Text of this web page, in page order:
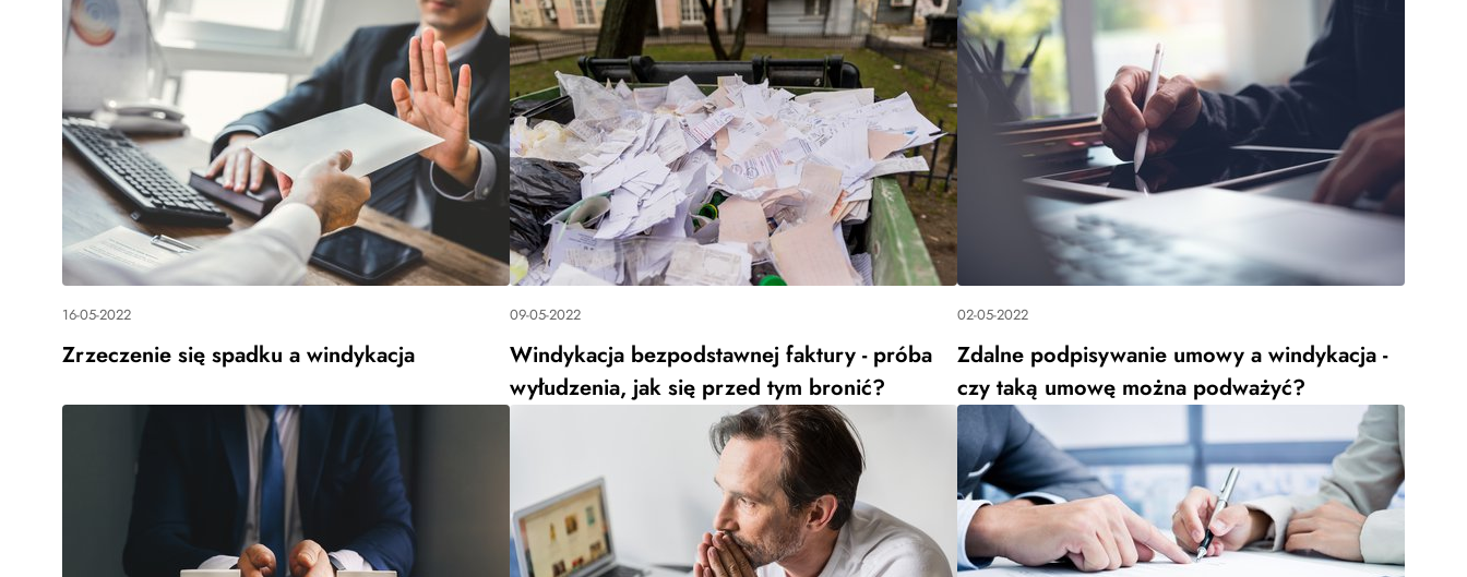
16-05-2022
Zrzeczenie się spadku a windykacja
09-05-2022
Windykacja bezpodstawnej faktury - próba
wyłudzenia, jak się przed tym bronić?
02-05-2022
Zdalne podpisywanie umowy a windykacja -
czy taką umowę można podważyć?